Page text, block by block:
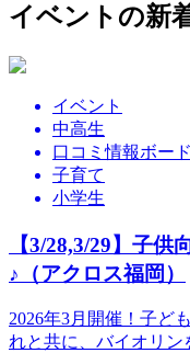
イベントの新
イベント
中高生
口コミ情報ボード
子育て
小学生
【3/28,3/29】子
♪（アクロス福岡）
2026年3月開催！子ど
れと共に、バイオリ